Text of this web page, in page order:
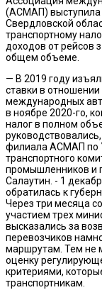
(АСМАП) выступила
Свердловской
транспортному
доходов от рейсов
общем объеме.
— В 2019 году
ставки в
международных
в ноябре 2020-го,
налог в полном
филиала АСМАП по
транспортного
промышленников и
Салаутин. - 1
обратилась к
Через три месяца
участием трех
высказались за
перевозчиков
маршрутам. Тем не
оценку
критериями,
транспортникам.